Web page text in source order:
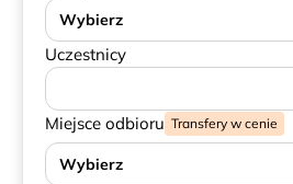
Wybierz
Uczestnicy
Miejsce odbioru Transfery w cenie
Wybierz